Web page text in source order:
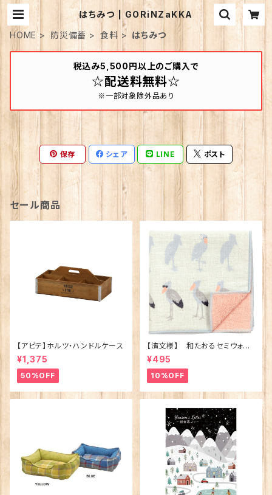
はちみつ | GORiNZaKKA
HOME
防災備蓄 食料 はちみつ
税込み5,500円以上のご購入で
☆配送料無料☆
※一部対象除外品あり
保存 シェア LINE ポスト
セール商品
【アビテ】ホルツ・ハンドルケース
¥1,375
50%OFF
【濱文様】 和たおるセミウォッ
シュ ごきげんハシビロコウ
(日本製)
¥495
10%OFF